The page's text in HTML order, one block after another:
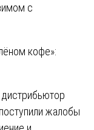
с
кофе»:
жалобы